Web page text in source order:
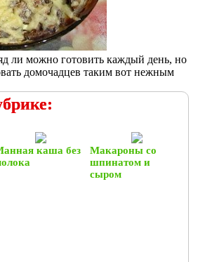
ли можно готовить каждый день, но
домочадцев таким вот нежным
каша без
Макароны со
шпинатом и
сыром